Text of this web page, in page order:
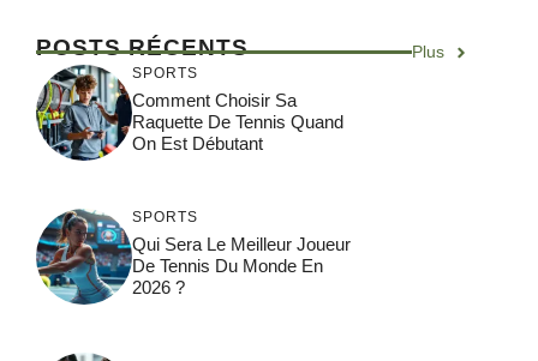
POSTS RÉCENTS Plus
SPORTS
Comment Choisir Sa
Raquette De Tennis Quand
On Est Débutant
SPORTS
Qui Sera Le Meilleur Joueur
De Tennis Du Monde En
2026 ?